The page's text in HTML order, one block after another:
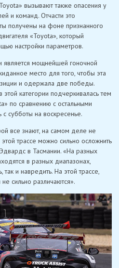
вызывают также опасения у
и команд. Отчасти это
получены на фоне признанного
«Toyota», который
настройки параметров.
является мощнейшей гоночной
место для того, чтобы эта
и одержала две победы.
категории подчеркивалась тем
по сравнению с остальными
с субботы на воскресенье.
все знают, на самом деле не
трассе можно сильно осложнить
в Тасмании. «На разных
в разных диапазонах,
и навредить. На этой трассе,
сильно различаются».